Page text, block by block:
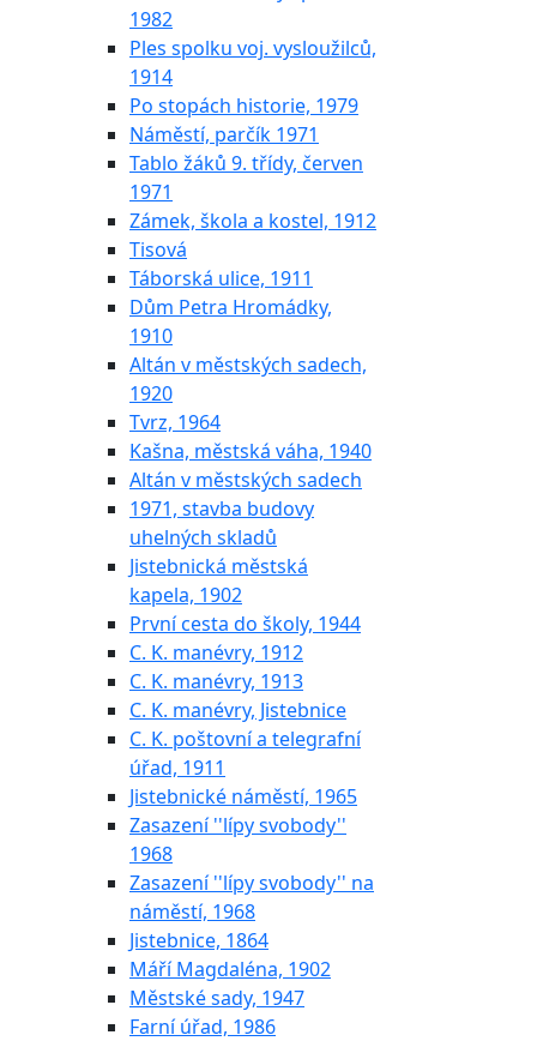
1982
Ples spolku voj. vysloužilců,
1914
Po stopách historie, 1979
Náměstí, parčík 1971
Tablo žáků 9. třídy, červen
1971
Zámek, škola a kostel, 1912
Tisová
Táborská ulice, 1911
Dům Petra Hromádky,
1910
Altán v městských sadech,
1920
Tvrz, 1964
Kašna, městská váha, 1940
Altán v městských sadech
1971, stavba budovy
uhelných skladů
Jistebnická městská
kapela, 1902
První cesta do školy, 1944
C. K. manévry, 1912
C. K. manévry, 1913
C. K. manévry, Jistebnice
C. K. poštovní a telegrafní
úřad, 1911
Jistebnické náměstí, 1965
Zasazení ''lípy svobody''
1968
Zasazení ''lípy svobody'' na
náměstí, 1968
Jistebnice, 1864
Máří Magdaléna, 1902
Městské sady, 1947
Farní úřad, 1986